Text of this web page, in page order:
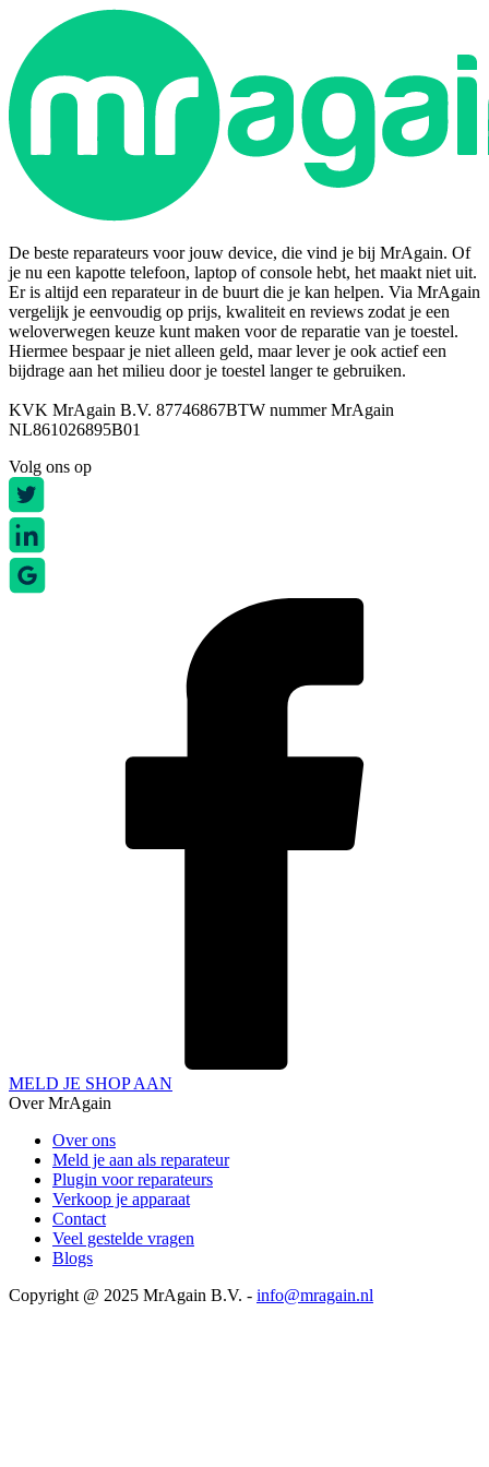
De beste reparateurs voor jouw device, die vind je bij MrAgain. Of
je nu een kapotte telefoon, laptop of console hebt, het maakt niet uit.
Er is altijd een reparateur in de buurt die je kan helpen. Via MrAgain
vergelijk je eenvoudig op prijs, kwaliteit en reviews zodat je een
weloverwegen keuze kunt maken voor de reparatie van je toestel.
Hiermee bespaar je niet alleen geld, maar lever je ook actief een
bijdrage aan het milieu door je toestel langer te gebruiken.
KVK MrAgain B.V. 87746867BTW nummer MrAgain
NL861026895B01
Volg ons op
MELD JE SHOP AAN
Over MrAgain
Over ons
Meld je aan als reparateur
Plugin voor reparateurs
Verkoop je apparaat
Contact
Veel gestelde vragen
Blogs
Copyright @ 2025 MrAgain B.V. - info@mragain.nl